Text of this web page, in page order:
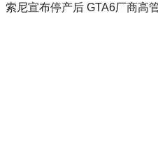
索尼宣布停产后 GTA6厂商高